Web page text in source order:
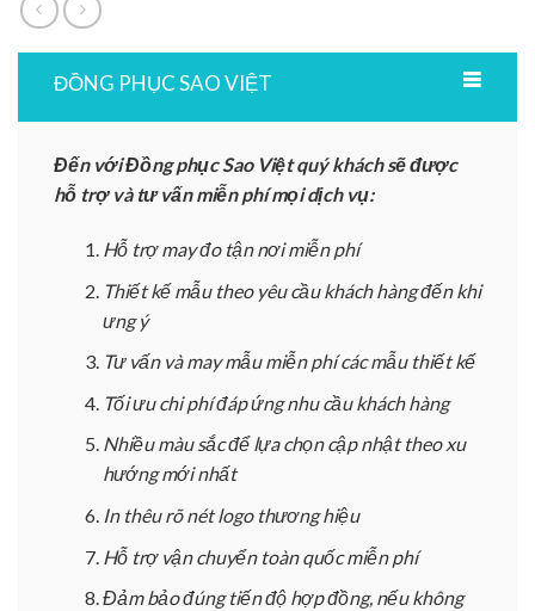
ĐỒNG PHỤC SAO VIỆT
Đến với Đồng phục Sao Việt quý khách sẽ được
hỗ trợ và tư vấn miễn phí mọi dịch vụ:
Hỗ trợ may đo tận nơi miễn phí
Thiết kế mẫu theo yêu cầu khách hàng đến khi
ưng ý
Tư vấn và may mẫu miễn phí các mẫu thiết kế
Tối ưu chi phí đáp ứng nhu cầu khách hàng
Nhiều màu sắc để lựa chọn cập nhật theo xu
hướng mới nhất
In thêu rõ nét logo thương hiệu
Hỗ trợ vận chuyển toàn quốc miễn phí
Đảm bảo đúng tiến độ hợp đồng, nếu không